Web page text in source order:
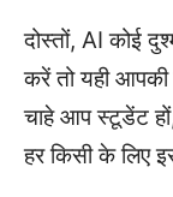
दोस्तों, AI कोई
करें तो यही
चाहे आप स्टूडेंट हों,
हर किसी के लिए